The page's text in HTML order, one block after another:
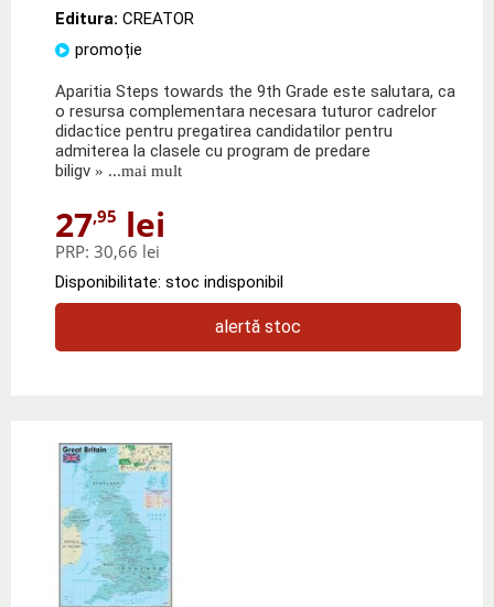
Editura: CREATOR
promoție
Aparitia Steps towards the 9th Grade este salutara, ca
o resursa complementara necesara tuturor cadrelor
didactice pentru pregatirea candidatilor pentru
admiterea la clasele cu program de predare
biligv » ...mai mult
27,95 lei
PRP: 30,66 lei
Disponibilitate: stoc indisponibil
alertă stoc